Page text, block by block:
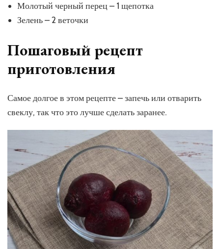
Молотый черный перец – 1 щепотка
Зелень – 2 веточки
Пошаговый рецепт
приготовления
Самое долгое в этом рецепте – запечь или отварить
свеклу, так что это лучше сделать заранее.